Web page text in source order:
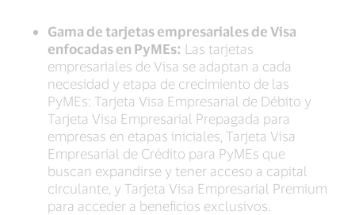
Gama de tarjetas empresariales de Visa
enfocadas en PyMEs: Las tarjetas
empresariales de Visa se adaptan a cada
necesidad y etapa de crecimiento de las
PyMEs: Tarjeta Visa Empresarial de Débito y
Tarjeta Visa Empresarial Prepagada para
empresas en etapas iniciales, Tarjeta Visa
Empresarial de Crédito para PyMEs que
buscan expandirse y tener acceso a capital
circulante, y Tarjeta Visa Empresarial Premium
para acceder a beneficios exclusivos.